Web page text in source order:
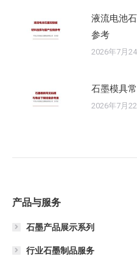
液流电池
参考
2026年7月24
石墨模具
2026年7月22
产品与服务
石墨产品展示系列
行业石墨制品服务